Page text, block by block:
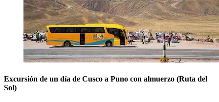
Excursión de un día de Cusco a Puno con almuerzo (Ruta del
Sol)